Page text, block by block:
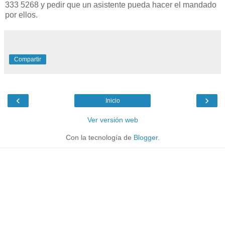
333 5268 y pedir que un asistente pueda hacer el mandado
por ellos.
Compartir
‹ ›
Inicio
Ver versión web
Con la tecnología de Blogger.